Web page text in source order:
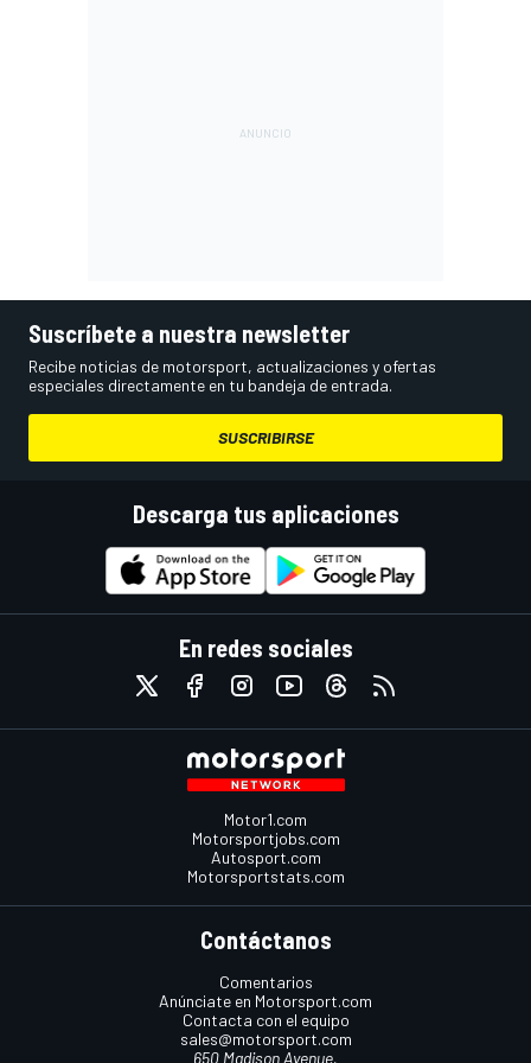
Suscríbete a nuestra newsletter
Recibe noticias de motorsport, actualizaciones y ofertas
especiales directamente en tu bandeja de entrada.
SUSCRIBIRSE
Descarga tus aplicaciones
En redes sociales
Motor1.com
Motorsportjobs.com
Autosport.com
Motorsportstats.com
Contáctanos
Comentarios
Anúnciate en Motorsport.com
Contacta con el equipo
sales@motorsport.com
650 Madison Avenue,